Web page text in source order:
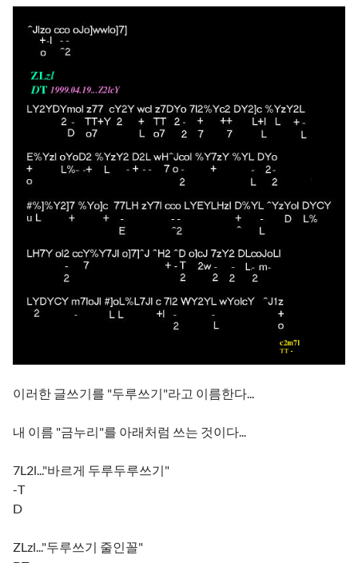
이러한 글쓰기를 "두루쓰기"라고 이름한다...
내 이름 "금누리"를 아래처럼 쓰는 것이다...
7L2l..."바르게 두루두루쓰기"
-T
D
ZLzl..."두루쓰기 줄인꼴"